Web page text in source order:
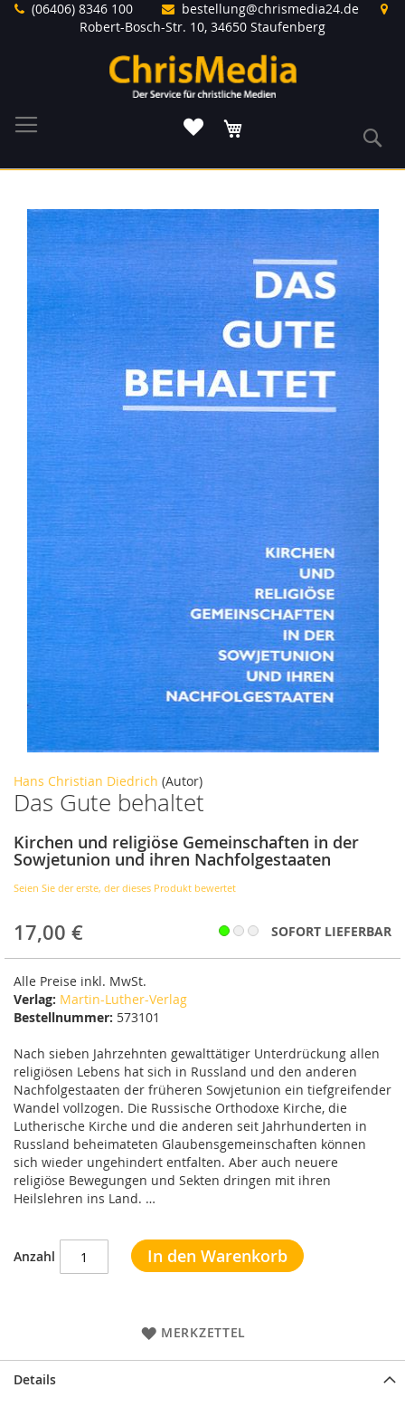
Direkt(06406) 8346 100
bestellung@chrismedia24.de
Robert-Bosch-Str. 10, 34650 Staufenberg
Hans Christian Diedrich (Autor)
Das Gute behaltet
Kirchen und religiöse Gemeinschaften in der
Sowjetunion und ihren Nachfolgestaaten
Seien Sie der erste, der dieses Produkt bewertet
17,00 € SOFORT LIEFERBAR
Alle Preise inkl. MwSt.
Verlag: Martin-Luther-Verlag
Bestellnummer: 573101
Nach sieben Jahrzehnten gewalttätiger Unterdrückung allen
religiösen Lebens hat sich in Russland und den anderen
Nachfolgestaaten der früheren Sowjetunion ein tiefgreifender
Wandel vollzogen. Die Russische Orthodoxe Kirche, die
Lutherische Kirche und die anderen seit Jahrhunderten in
Russland beheimateten Glaubensgemeinschaften können
sich wieder ungehindert entfalten. Aber auch neuere
religiöse Bewegungen und Sekten dringen mit ihren
Heilslehren ins Land. …
Anzahl In den Warenkorb
MERKZETTEL
Ende
Bildergalerie
springen
Zum
Anfang
der
Bildergalerie
springen
Details